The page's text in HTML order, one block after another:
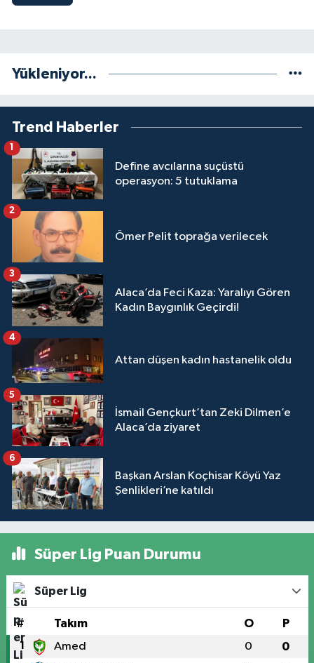
Yükleniyor...
Trend Haberler
Define avcılarına suçüstü
operasyon: 5 tutuklama
Ömer Pelit toprağa verilecek
2
Alaca’da Feci Kaza: Yaralıyı Gören
Kadın Baygınlık Geçirdi!
3
Attan düşen kadın hastanelik oldu
4
İsmail Gençkurt’tan Zeki Dilmen’e
Alaca’da ziyaret
5
Başkan Arslan Koçhisar Köyü Yaz
Şenlikleri’ne katıldı
6
Süper Lig Puan Durumu
Süper Lig
# Takım O P
1 Amed 0 0